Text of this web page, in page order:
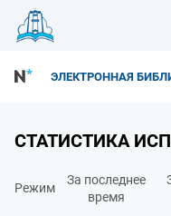
ЭЛЕКТРОННАЯ
СТАТИСТИКА
Режим
За последнее
время